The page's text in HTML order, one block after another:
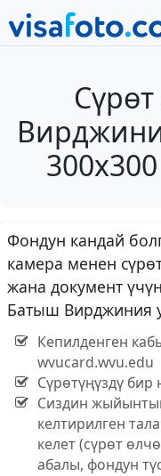
Фондун кандай
камера менен
жана документ
Батыш Вирджиния
Кепилденген
wvucard.wvu.edu
Сүрөтүңүздү бир
Сиздин
келтирилген
келет (сүрөт
абалы, фондун